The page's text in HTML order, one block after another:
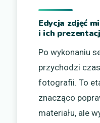
Edycja zdjęć
i ich
Po wykonaniu
przychodzi
fotografii. To
znacząco
materiału, ale